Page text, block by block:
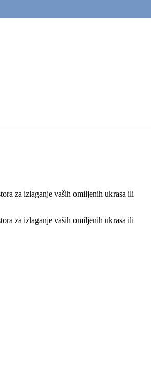
za izlaganje vaših omiljenih ukrasa ili
za izlaganje vaših omiljenih ukrasa ili